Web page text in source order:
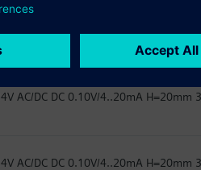
mm Hub, AC/DC 24 V, stetig 0…10 V
AC/DC DC 0.10V/4..20mA H=20mm
AC/DC DC 0.10V/4..20mA H=20mm